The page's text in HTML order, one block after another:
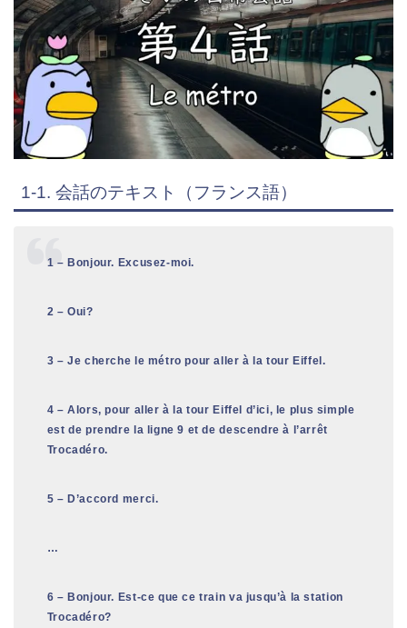
1-1. 会話のテキスト（フランス語）
1 – Bonjour. Excusez-moi.
2 – Oui?
3 – Je cherche le métro pour aller à la tour Eiffel.
4 – Alors, pour aller à la tour Eiffel d’ici, le plus simple
est de prendre la ligne 9 et de descendre à l’arrêt
Trocadéro.
5 – D’accord merci.
…
6 – Bonjour. Est-ce que ce train va jusqu’à la station
Trocadéro?